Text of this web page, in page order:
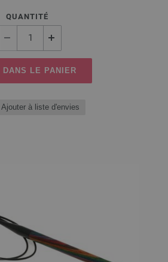
QUANTITÉ
DANS LE PANIER
Ajouter à liste d'envies